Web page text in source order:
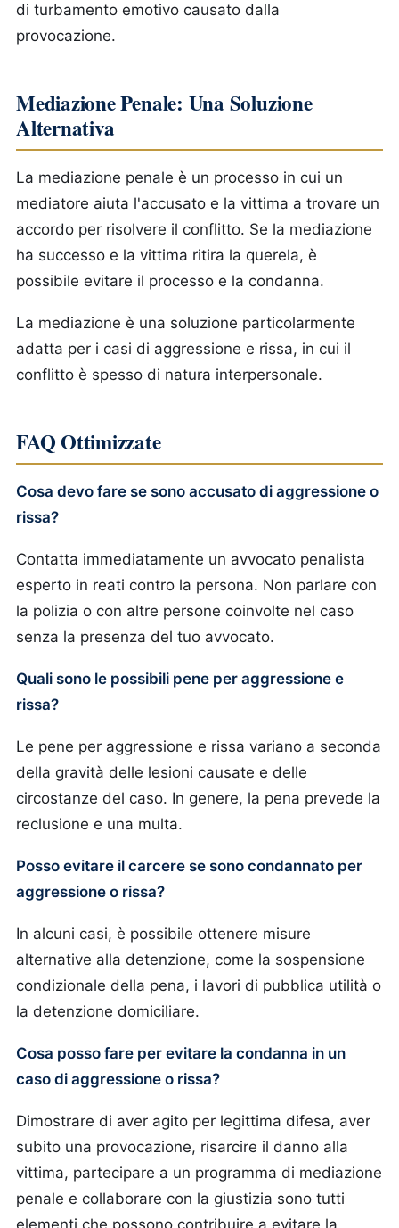
di turbamento emotivo causato dalla
provocazione.
Mediazione Penale: Una Soluzione
Alternativa
La mediazione penale è un processo in cui un
mediatore aiuta l'accusato e la vittima a trovare un
accordo per risolvere il conflitto. Se la mediazione
ha successo e la vittima ritira la querela, è
possibile evitare il processo e la condanna.
La mediazione è una soluzione particolarmente
adatta per i casi di aggressione e rissa, in cui il
conflitto è spesso di natura interpersonale.
FAQ Ottimizzate
Cosa devo fare se sono accusato di aggressione o
rissa?
Contatta immediatamente un avvocato penalista
esperto in reati contro la persona. Non parlare con
la polizia o con altre persone coinvolte nel caso
senza la presenza del tuo avvocato.
Quali sono le possibili pene per aggressione e
rissa?
Le pene per aggressione e rissa variano a seconda
della gravità delle lesioni causate e delle
circostanze del caso. In genere, la pena prevede la
reclusione e una multa.
Posso evitare il carcere se sono condannato per
aggressione o rissa?
In alcuni casi, è possibile ottenere misure
alternative alla detenzione, come la sospensione
condizionale della pena, i lavori di pubblica utilità o
la detenzione domiciliare.
Cosa posso fare per evitare la condanna in un
caso di aggressione o rissa?
Dimostrare di aver agito per legittima difesa, aver
subito una provocazione, risarcire il danno alla
vittima, partecipare a un programma di mediazione
penale e collaborare con la giustizia sono tutti